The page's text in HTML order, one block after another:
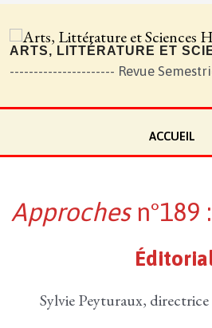
ARTS, LITTÉRATURE ET
---------------------- Revue
ACCUEIL
Approchesn°189 :
Sylvie Peyturaux,